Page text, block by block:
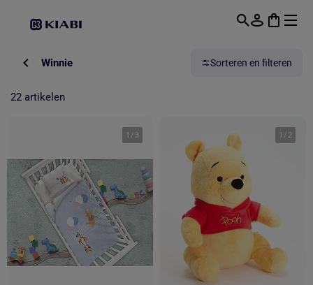
Winnie Sorteren en filteren
22 artikelen
1 / 3 1 / 2